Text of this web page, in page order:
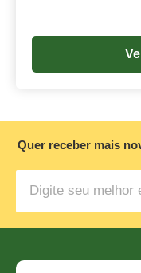
fraquezas.
Quer receber mais